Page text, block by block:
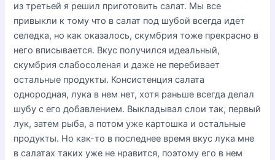
из третьей я решил приготовить салат. Мы все
привыкли к тому что в салат под шубой всегда идет
селедка, но как оказалось, скумбрия тоже прекрасно в
него вписывается. Вкус получился идеальный,
скумбрия слабосоленая и даже не перебивает
остальные продукты. Консистенция салата
однородная, лука в нем нет, хотя раньше всегда делал
шубу с его добавлением. Выкладывал слои так, первый
лук, затем рыба, а потом уже картошка и остальные
продукты. Но как-то в последнее время вкус лука мне
в салатах таких уже не нравится, поэтому его в нем